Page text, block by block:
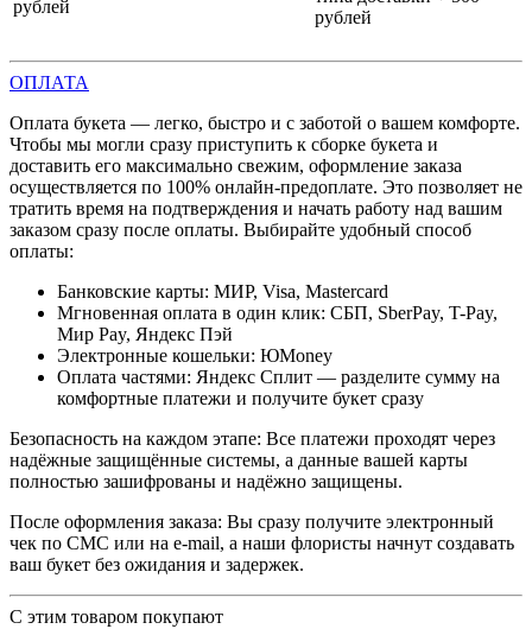
рублей
рублей
ОПЛАТА
Оплата букета — легко, быстро и с заботой о вашем комфорте.
Чтобы мы могли сразу приступить к сборке букета и
доставить его максимально свежим, оформление заказа
осуществляется по 100% онлайн-предоплате. Это позволяет не
тратить время на подтверждения и начать работу над вашим
заказом сразу после оплаты. Выбирайте удобный способ
оплаты:
Банковские карты: МИР, Visa, Mastercard
Мгновенная оплата в один клик: СБП, SberPay, T-Pay,
Мир Pay, Яндекс Пэй
Электронные кошельки: ЮMoney
Оплата частями: Яндекс Сплит — разделите сумму на
комфортные платежи и получите букет сразу
Безопасность на каждом этапе: Все платежи проходят через
надёжные защищённые системы, а данные вашей карты
полностью зашифрованы и надёжно защищены.
После оформления заказа: Вы сразу получите электронный
чек по СМС или на e-mail, а наши флористы начнут создавать
ваш букет без ожидания и задержек.
С этим товаром покупают